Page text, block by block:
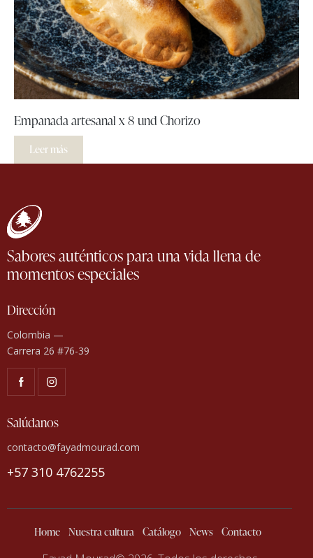
Empanada artesanal x 8 und Chorizo
Leer más
Sabores auténticos para una vida llena de
momentos especiales
Dirección
Colombia —
Carrera 26 #76-39
Salúdanos
contacto@fayadmourad.com
+57 310 4762255
Home Nuestra cultura Catálogo News Contacto